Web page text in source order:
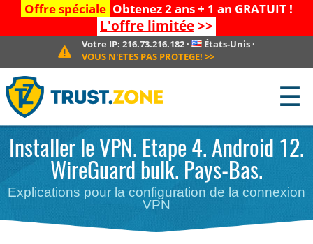
Offre spéciale Obtenez 2 ans + 1 an GRATUIT !
L'offre limitée>>
Votre IP: 216.73.216.182· États-Unis ·
VOUS N'ETES PAS PROTEGE! >>
☰
Installer le VPN. Etape 4. Android 12.
WireGuard bulk. Pays-Bas.
Explications pour la configuration de la connexion
VPN